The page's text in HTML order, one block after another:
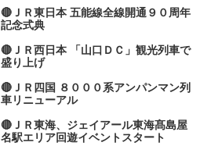
🔴ＪＲ東日本 五能線全線開通９０周年
記念式典
🔴ＪＲ西日本 「山口ＤＣ」観光列車で
盛り上げ
🔴ＪＲ四国 ８０００系アンパンマン列
車リニューアル
🔴ＪＲ東海、ジェイアール東海髙島屋
名駅エリア回遊イベントスタート